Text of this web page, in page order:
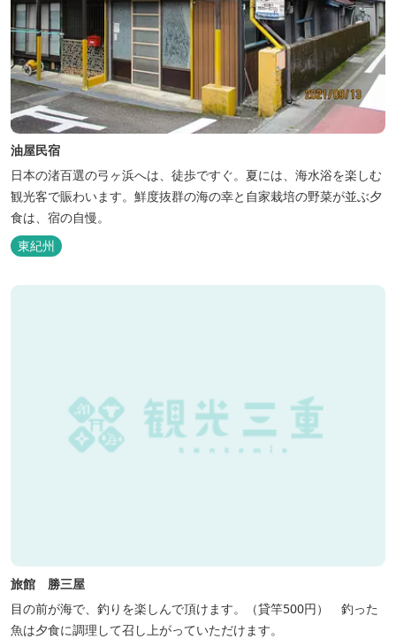
油屋民宿
日本の渚百選の弓ヶ浜へは、徒歩ですぐ。夏には、海水浴を楽しむ
観光客で賑わいます。鮮度抜群の海の幸と自家栽培の野菜が並ぶ夕
食は、宿の自慢。
東紀州
旅館 勝三屋
目の前が海で、釣りを楽しんで頂けます。（貸竿500円） 釣った
魚は夕食に調理して召し上がっていただけます。